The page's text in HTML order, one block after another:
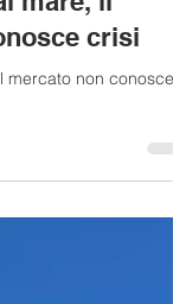
1 min
crisi